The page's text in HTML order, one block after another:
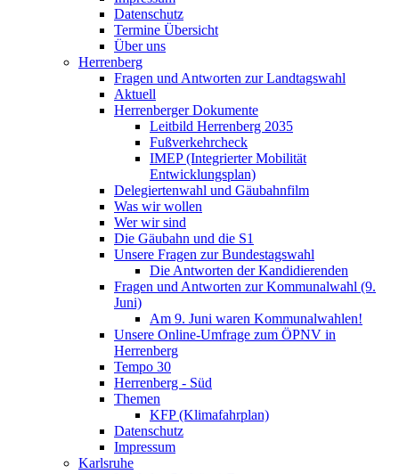
Datenschutz
Termine Übersicht
Über uns
Herrenberg
Fragen und Antworten zur Landtagswahl
Aktuell
Herrenberger Dokumente
Leitbild Herrenberg 2035
Fußverkehrcheck
IMEP (Integrierter Mobilität
Entwicklungsplan)
Delegiertenwahl und Gäubahnfilm
Was wir wollen
Wer wir sind
Die Gäubahn und die S1
Unsere Fragen zur Bundestagswahl
Die Antworten der Kandidierenden
Fragen und Antworten zur Kommunalwahl (9.
Juni)
Am 9. Juni waren Kommunalwahlen!
Unsere Online-Umfrage zum ÖPNV in
Herrenberg
Tempo 30
Herrenberg - Süd
Themen
KFP (Klimafahrplan)
Datenschutz
Impressum
Karlsruhe